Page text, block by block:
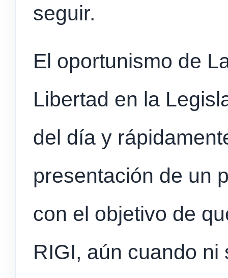
seguir.
El oportunismo de
Libertad en la
del día y
presentación de un
con el objetivo de
RIGI, aún cuando ni